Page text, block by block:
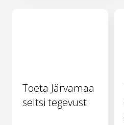
Toeta Järvamaa
seltsi tegevust